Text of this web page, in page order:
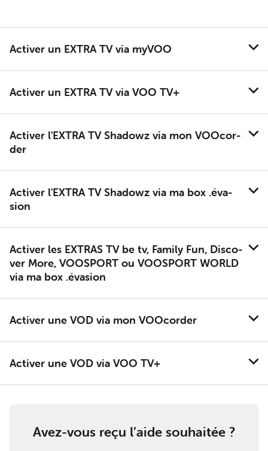
Ac­ti­ver un EX­TRA TV via my­VOO
Ac­ti­ver un EX­TRA TV via VOO TV+
Ac­ti­ver l'EX­TRA TV Sha­dowz via mon VOO­cor­
der
Ac­ti­ver l'EX­TRA TV Sha­dowz via ma box .éva­
sion
Ac­ti­ver les EX­TRAS TV be tv, Fa­mi­ly Fun, Dis­co­
ver More, VOO­SPORT ou VOO­SPORT WORLD
via ma box .éva­sion
Ac­ti­ver une VOD via mon VOO­cor­der
Ac­ti­ver une VOD via VOO TV+
Avez-vous reçu l’aide souhaitée ?